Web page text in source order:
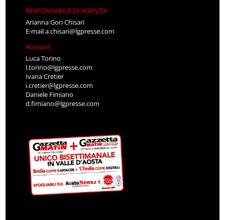
RESPONSABILE DI AGENZIA
Arianna Gori Chisari
E-maila.chisari@lgpresse.com
Account
Luca Torino
l.torino@lgpresse.com
Ivana Cretier
i.cretier@lgpresse.com
Daniele Fimiano
d.fimiano@lgpresse.com